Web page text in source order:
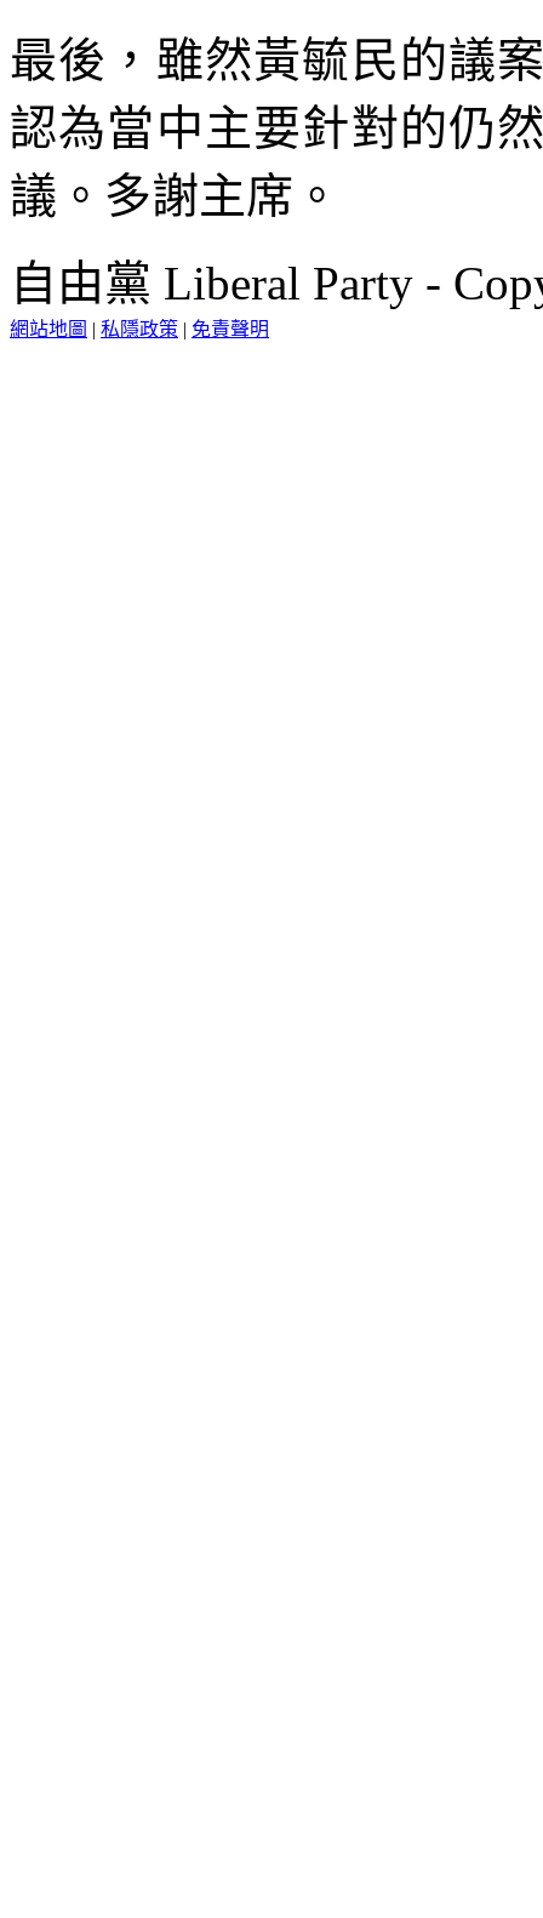
最後，雖然黃毓民的議
認為當中主要針對的仍
議。多謝主席。
自由黨 Liberal Party -
網站地圖 | 私隱政策 | 免責聲明